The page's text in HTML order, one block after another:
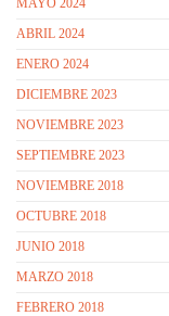
ABRIL 2024
ENERO 2024
DICIEMBRE 2023
NOVIEMBRE 2023
SEPTIEMBRE 2023
NOVIEMBRE 2018
OCTUBRE 2018
JUNIO 2018
MARZO 2018
FEBRERO 2018